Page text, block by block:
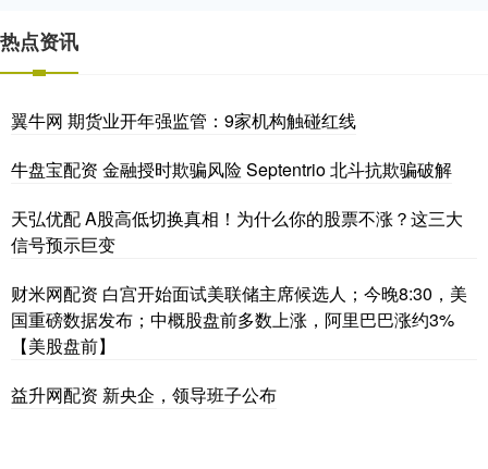
热点资讯
翼牛网 期货业开年强监管：9家机构触碰红线
牛盘宝配资 金融授时欺骗风险 Septentrio 北斗抗欺骗破解
天弘优配 A股高低切换真相！为什么你的股票不涨？这三大
信号预示巨变
财米网配资 白宫开始面试美联储主席候选人；今晚8:30，美
国重磅数据发布；中概股盘前多数上涨，阿里巴巴涨约3%
【美股盘前】
益升网配资 新央企，领导班子公布